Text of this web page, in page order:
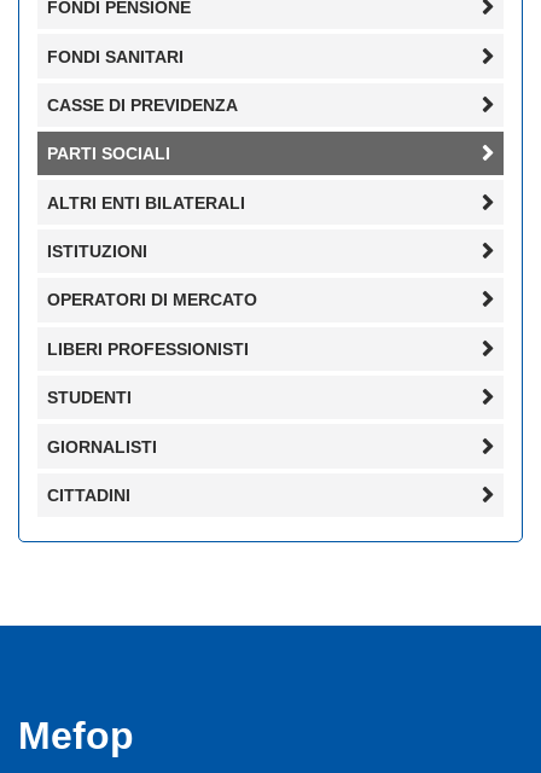
FONDI PENSIONE
FONDI SANITARI
CASSE DI PREVIDENZA
PARTI SOCIALI
ALTRI ENTI BILATERALI
ISTITUZIONI
OPERATORI DI MERCATO
LIBERI PROFESSIONISTI
STUDENTI
GIORNALISTI
CITTADINI
Mefop